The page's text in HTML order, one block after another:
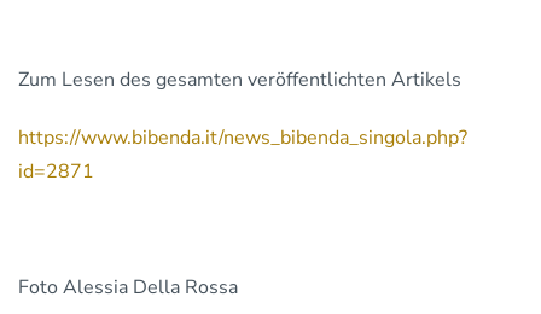
Zum Lesen des gesamten veröffentlichten Artikels
https://www.bibenda.it/news_bibenda_singola.php?
id=2871
Foto Alessia Della Rossa